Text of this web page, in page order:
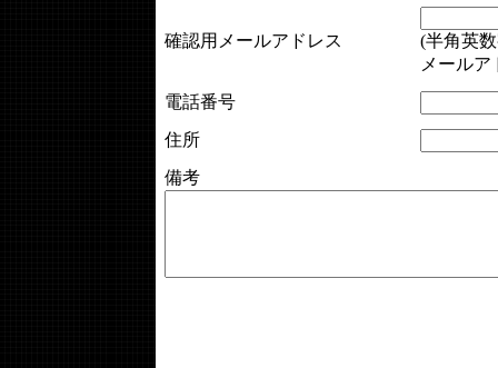
確認用メールアドレス
(半角英
メール
電話番号
住所
備考